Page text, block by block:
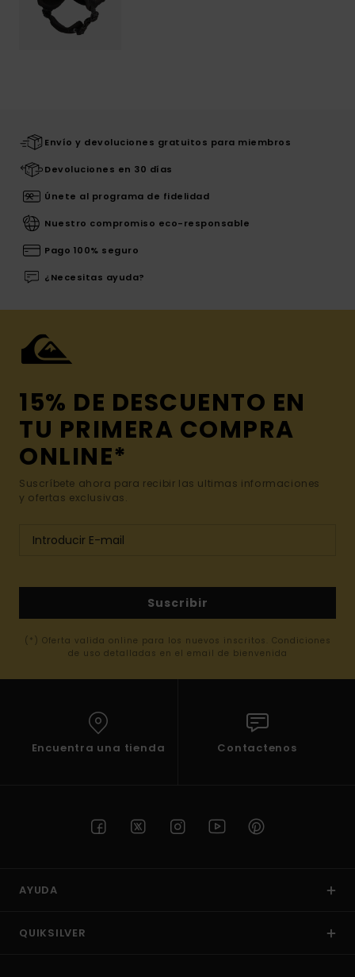
Envío y devoluciones gratuitos para miembros
Devoluciones en 30 días
Únete al programa de fidelidad
Nuestro compromiso eco-responsable
Pago 100% seguro
¿Necesitas ayuda?
15% DE DESCUENTO EN
TU PRIMERA COMPRA
ONLINE*
Suscríbete ahora para recibir las ultimas informaciones
y ofertas exclusivas.
Suscribir
(*) Oferta valida online para los nuevos inscritos. Condiciones
de uso detalladas en el email de bienvenida
Encuentra una tienda Contactenos
AYUDA
QUIKSILVER